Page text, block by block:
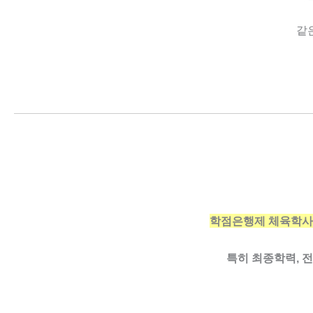
같
학점은행제 체육학
특히 최종학력,